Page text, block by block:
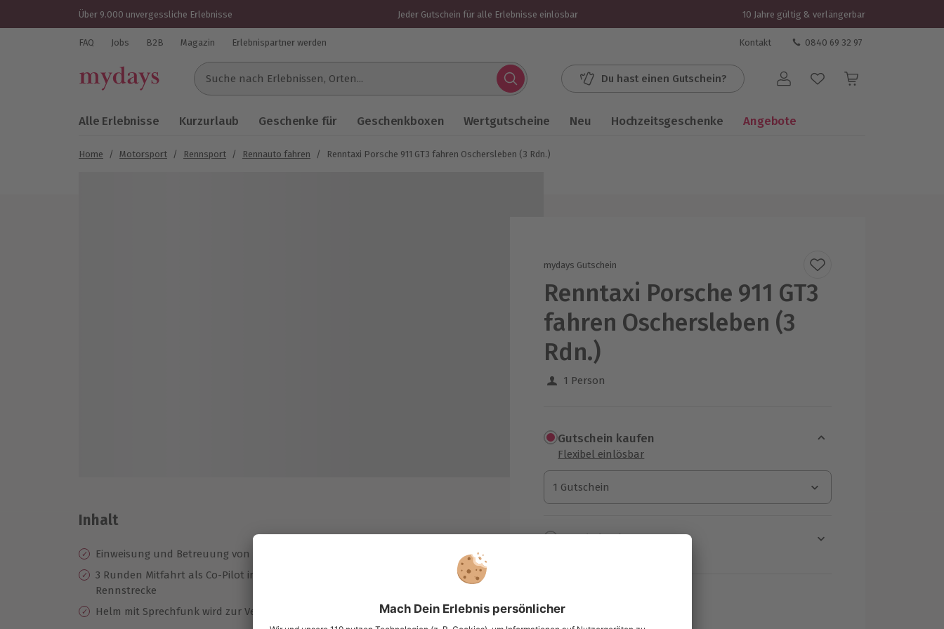
Über 9.000 unvergessliche Erlebnisse Jeder Gutschein für alle Erlebnisse einlösbar 10 Jahre gültig & verlängerbar
FAQ Jobs B2B Magazin Erlebnispartner werden Kontakt 0840 69 32 97
Suche nach Erlebnissen...
Du hast einen Gutschein? Benutzerkonto
Alle Erlebnisse Kurzurlaub Geschenke für Geschenkboxen Wertgutscheine Neu Hochzeitsgeschenke Angebote
Home / Motorsport / Rennsport / Rennauto fahren / Renntaxi Porsche 911 GT3 fahren Oschersleben (3 Rdn.)
mydays Gutschein
Renntaxi Porsche 911 GT3
fahren Oschersleben (3
Rdn.)
1 Person
Gutschein kaufen
Flexibel einlösbar
1 Gutschein
1 Gutschein
1 Gutschein
Termin buchen
369,90 CHF
Inhalt
Einweisung und Betreuung von einem erfahrenen Instruktor
3 Runden Mitfahrt als Co-Pilot in einem Porsche 911 GT3 Renntaxi auf der
Rennstrecke
Helm mit Sprechfunk wird zur Verfügung gestellt